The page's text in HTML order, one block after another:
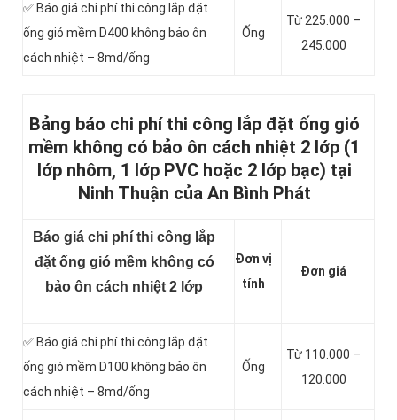
✅ Báo giá chi phí thi công lắp đặt
ống gió mềm D400 không bảo ôn
cách nhiệt – 8md/ống
Ống
Từ 225.000 –
245.000
Bảng báo chi phí thi công lắp đặt ống gió
mềm không có bảo ôn cách nhiệt 2 lớp (1
lớp nhôm, 1 lớp PVC hoặc 2 lớp bạc) tại
Ninh Thuận của An Bình Phát
Báo giá chi phí thi công lắp
đặt ống gió mềm không có
bảo ôn cách nhiệt 2 lớp
Đơn vị
tính
Đơn giá
✅ Báo giá chi phí thi công lắp đặt
ống gió mềm D100 không bảo ôn
cách nhiệt – 8md/ống
Ống
Từ 110.000 –
120.000